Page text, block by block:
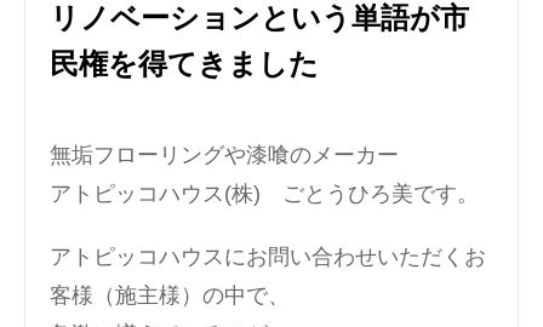
リノベーションという単語が市
民権を得てきました
無垢フローリングや漆喰のメーカー
アトピッコハウス(株) ごとうひろ美です。
アトピッコハウスにお問い合わせいただくお
客様（施主様）の中で、